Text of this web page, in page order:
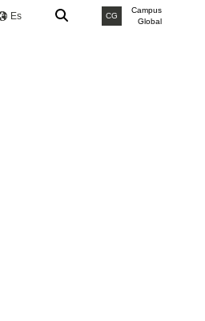
Es CG
Campus
Global